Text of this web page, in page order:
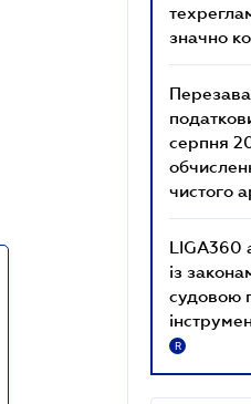
значно
серпня
чистого
LIGA360
із
судовою
R